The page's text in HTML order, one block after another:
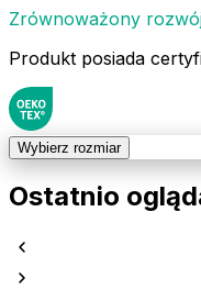
Zrównoważony
Produkt posiada
Wybierz rozmiar
Ostatnio